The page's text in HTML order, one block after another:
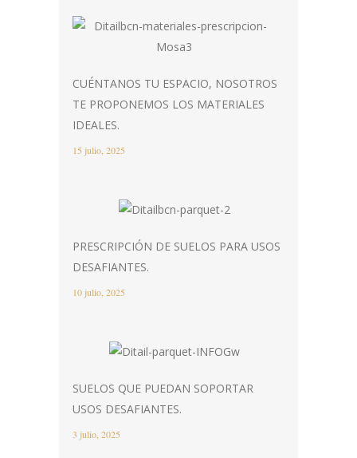
CUÉNTANOS TU ESPACIO, NOSOTROS
TE PROPONEMOS LOS MATERIALES
IDEALES.
15 julio, 2025
PRESCRIPCIÓN DE SUELOS PARA USOS
DESAFIANTES.
10 julio, 2025
SUELOS QUE PUEDAN SOPORTAR
USOS DESAFIANTES.
3 julio, 2025